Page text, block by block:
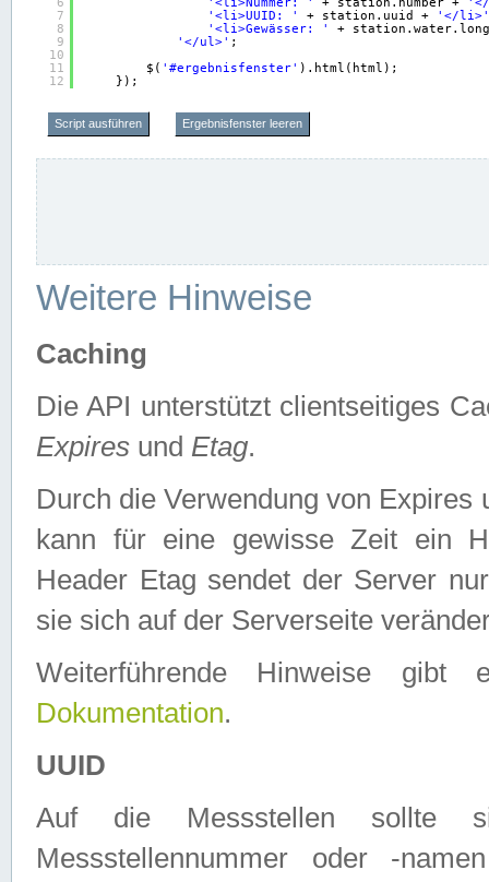
7
8
9
10
11
12
'<li>UUID: '
+ station.uuid +
'</li>'
'<li>Gewässer: '
+
'</ul>' ;
$( '#ergebnisfenster' ).html(html);
});
Script ausführen Ergebnisfenster leeren
Weitere Hinweise
Caching
Die API unterstützt clientseitiges
Expires und Etag.
Durch die Verwendung von
kann für eine gewisse Zeit ein
Header Etag sendet der Server
sie sich auf der Serverseite
Weiterführende Hinweise
Dokumentation.
UUID
Auf die Messstellen sollte
Messstellennummer oder -